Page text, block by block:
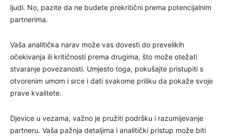
ljudi. No, pazite da ne budete prekritični prema potencijalnim
partnerima.
Vaša analitička narav može vas dovesti do prevelikih
očekivanja ili kritičnosti prema drugima, što može otežati
stvaranje povezanosti. Umjesto toga, pokušajte pristupiti s
otvorenim umom i srce i dati svakome priliku da pokaže svoje
prave kvalitete.
Djevice u vezama, važno je pružiti podršku i razumijevanje
partneru. Vaša pažnja detaljima i analitički pristup može biti